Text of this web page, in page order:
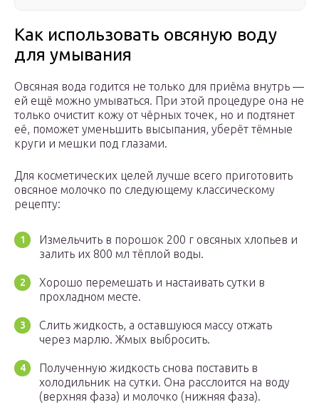
Как использовать овсяную воду
для умывания
Овсяная вода годится не только для приёма внутрь —
ей ещё можно умываться. При этой процедуре она не
только очистит кожу от чёрных точек, но и подтянет
её, поможет уменьшить высыпания, уберёт тёмные
круги и мешки под глазами.
Для косметических целей лучше всего приготовить
овсяное молочко по следующему классическому
рецепту:
Измельчить в порошок 200 г овсяных хлопьев и
залить их 800 мл тёплой воды.
Хорошо перемешать и настаивать сутки в
прохладном месте.
Слить жидкость, а оставшуюся массу отжать
через марлю. Жмых выбросить.
Полученную жидкость снова поставить в
холодильник на сутки. Она расслоится на воду
(верхняя фаза) и молочко (нижняя фаза).